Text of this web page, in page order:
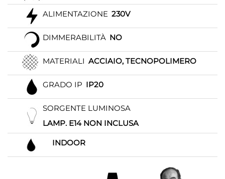
ALIMENTAZIONE 230V
DIMMERABILITÀ NO
MATERIALI ACCIAIO, TECNOPOLIMERO
GRADO IP IP20
SORGENTE LUMINOSA
LAMP. E14 NON INCLUSA
INDOOR